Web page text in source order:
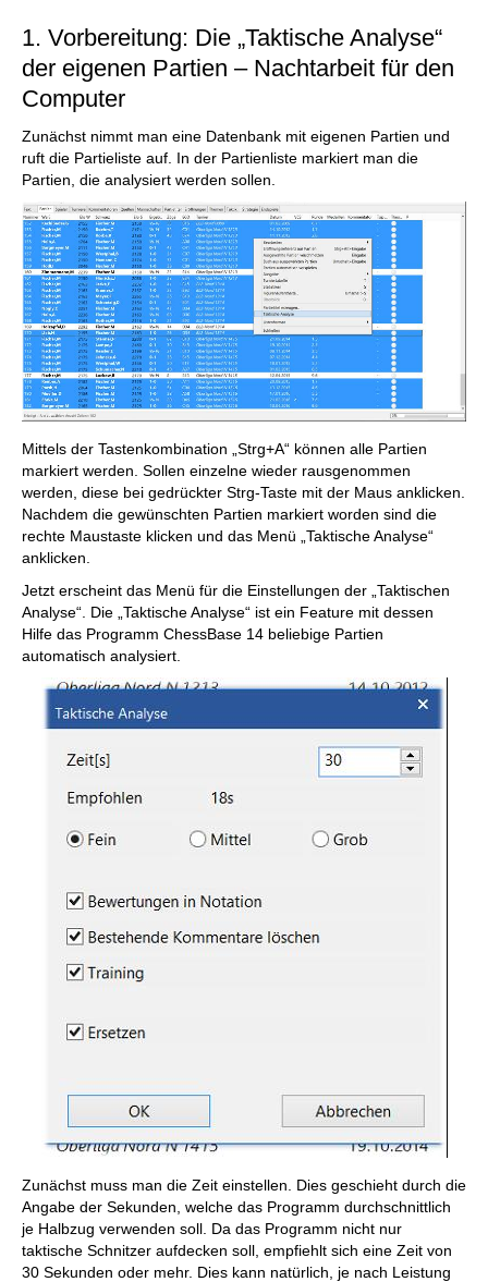
1. Vorbereitung: Die „Taktische Analyse“
der eigenen Partien – Nachtarbeit für den
Computer
Zunächst nimmt man eine Datenbank mit eigenen Partien und
ruft die Partieliste auf. In der Partienliste markiert man die
Partien, die analysiert werden sollen.
Mittels der Tastenkombination „Strg+A“ können alle Partien
markiert werden. Sollen einzelne wieder rausgenommen
werden, diese bei gedrückter Strg-Taste mit der Maus anklicken.
Nachdem die gewünschten Partien markiert worden sind die
rechte Maustaste klicken und das Menü „Taktische Analyse“
anklicken.
Jetzt erscheint das Menü für die Einstellungen der „Taktischen
Analyse“. Die „Taktische Analyse“ ist ein Feature mit dessen
Hilfe das Programm ChessBase 14 beliebige Partien
automatisch analysiert.
Zunächst muss man die Zeit einstellen. Dies geschieht durch die
Angabe der Sekunden, welche das Programm durchschnittlich
je Halbzug verwenden soll. Da das Programm nicht nur
taktische Schnitzer aufdecken soll, empfiehlt sich eine Zeit von
30 Sekunden oder mehr. Dies kann natürlich, je nach Leistung